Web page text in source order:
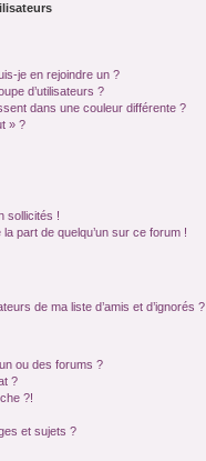
je en rejoindre un ?
d’utilisateurs ?
dans une couleur différente ?
» ?
sollicités !
part de quelqu’un sur ce forum !
de ma liste d’amis et d’ignorés ?
ou des forums ?
?
?!
et sujets ?